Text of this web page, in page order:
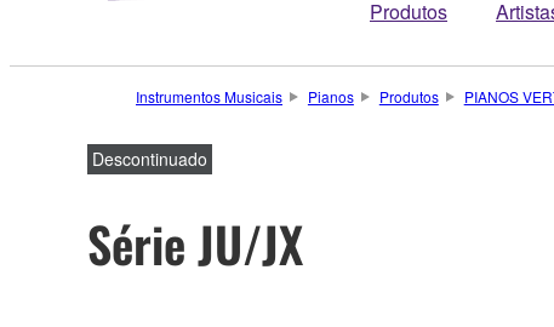
Produtos
Instrumentos Musicais Pianos Produtos PIANOS
Descontinuado
Série JU/JX